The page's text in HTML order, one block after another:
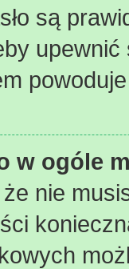
są
upewnić
w ogóle
nie